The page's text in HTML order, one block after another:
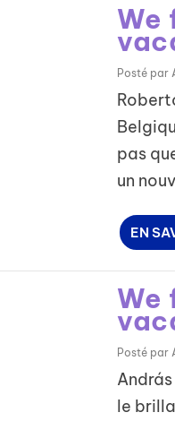
We
Posté par
pas
un
EN
We
Posté par
le